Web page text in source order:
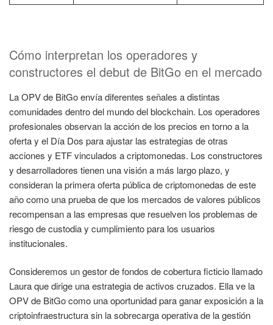
Cómo interpretan los operadores y
constructores el debut de BitGo en el mercado
La OPV de BitGo envía diferentes señales a distintas
comunidades dentro del mundo del blockchain. Los operadores
profesionales observan la acción de los precios en torno a la
oferta y el Día Dos para ajustar las estrategias de otras
acciones y ETF vinculados a criptomonedas. Los constructores
y desarrolladores tienen una visión a más largo plazo, y
consideran la primera oferta pública de criptomonedas de este
año como una prueba de que los mercados de valores públicos
recompensan a las empresas que resuelven los problemas de
riesgo de custodia y cumplimiento para los usuarios
institucionales.
Consideremos un gestor de fondos de cobertura ficticio llamado
Laura que dirige una estrategia de activos cruzados. Ella ve la
OPV de BitGo como una oportunidad para ganar exposición a la
criptoinfraestructura sin la sobrecarga operativa de la gestión